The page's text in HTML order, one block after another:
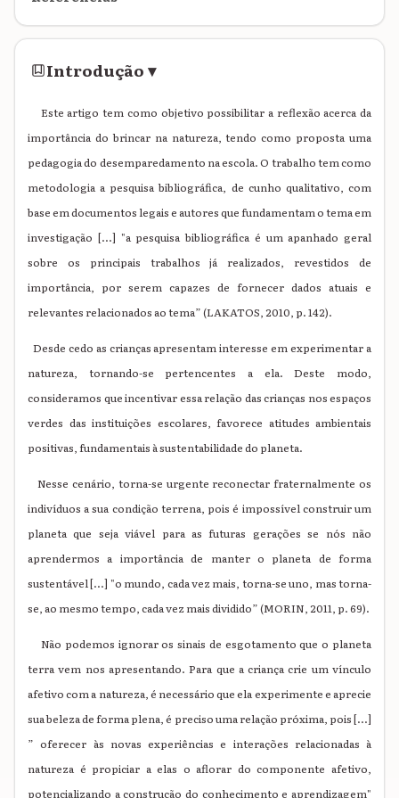
Introdução▾
Este artigo tem como objetivo possibilitar a reflexão acerca da
importância do brincar na natureza, tendo como proposta uma
pedagogia do desemparedamento na escola. O trabalho tem como
metodologia a pesquisa bibliográfica, de cunho qualitativo, com
base em documentos legais e autores que fundamentam o tema em
investigação [...] "a pesquisa bibliográfica é um apanhado geral
sobre os principais trabalhos já realizados, revestidos de
importância, por serem capazes de fornecer dados atuais e
relevantes relacionados ao tema” (LAKATOS, 2010, p. 142).
Desde cedo as crianças apresentam interesse em experimentar a
natureza, tornando-se pertencentes a ela. Deste modo,
consideramos que incentivar essa relação das crianças nos espaços
verdes das instituições escolares, favorece atitudes ambientais
positivas, fundamentais à sustentabilidade do planeta.
Nesse cenário, torna-se urgente reconectar fraternalmente os
indivíduos a sua condição terrena, pois é impossível construir um
planeta que seja viável para as futuras gerações se nós não
aprendermos a importância de manter o planeta de forma
sustentável [...] "o mundo, cada vez mais, torna-se uno, mas torna-
se, ao mesmo tempo, cada vez mais dividido” (MORIN, 2011, p. 69).
Não podemos ignorar os sinais de esgotamento que o planeta
terra vem nos apresentando. Para que a criança crie um vínculo
afetivo com a natureza, é necessário que ela experimente e aprecie
sua beleza de forma plena, é preciso uma relação próxima, pois [...]
” oferecer às novas experiências e interações relacionadas à
natureza é propiciar a elas o aflorar do componente afetivo,
potencializando a construção do conhecimento e aprendizagem"